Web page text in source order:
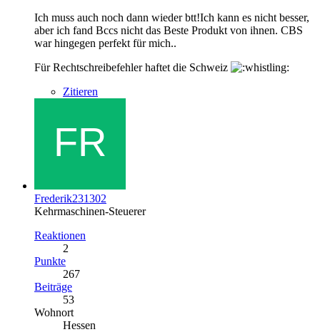
Ich muss auch noch dann wieder btt!Ich kann es nicht besser,
aber ich fand Bccs nicht das Beste Produkt von ihnen. CBS
war hingegen perfekt für mich..
Für Rechtschreibefehler haftet die Schweiz
Zitieren
Frederik231302
Kehrmaschinen-Steuerer
Reaktionen
2
Punkte
267
Beiträge
53
Wohnort
Hessen